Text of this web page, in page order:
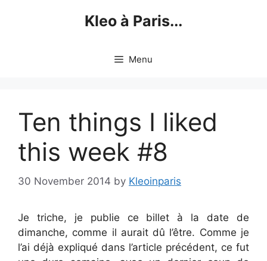
Kleo à Paris...
Menu
Ten things I liked
this week #8
30 November 2014 by Kleoinparis
Je triche, je publie ce billet à la date de
dimanche, comme il aurait dû l’être. Comme je
l’ai déjà expliqué dans l’article précédent, ce fut